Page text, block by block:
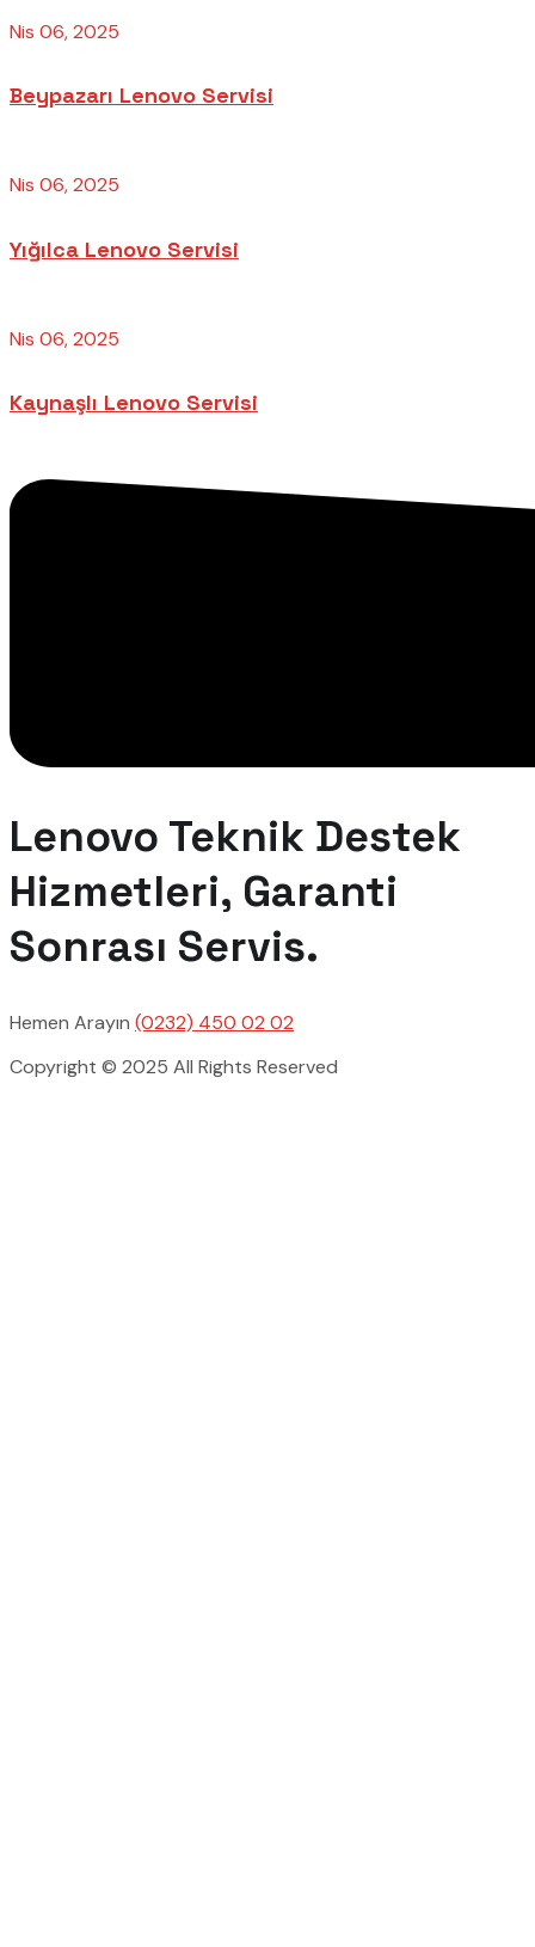
Nis 06, 2025
Beypazarı Lenovo Servisi
Nis 06, 2025
Yığılca Lenovo Servisi
Nis 06, 2025
Kaynaşlı Lenovo Servisi
Lenovo Teknik Destek
Hizmetleri, Garanti
Sonrası Servis.
Hemen Arayın (0232) 450 02 02
Copyright © 2025 All Rights Reserved